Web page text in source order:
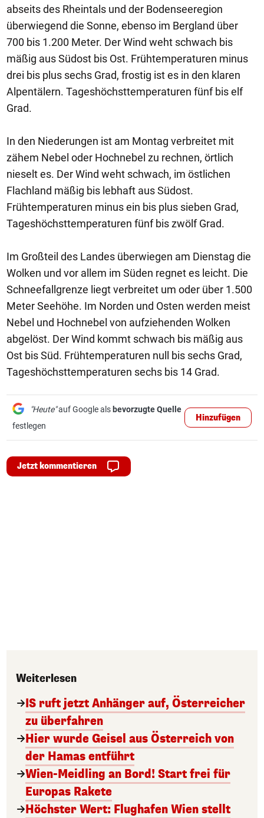
abseits des Rheintals und der Bodenseeregion
überwiegend die Sonne, ebenso im Bergland über
700 bis 1.200 Meter. Der Wind weht schwach bis
mäßig aus Südost bis Ost. Frühtemperaturen minus
drei bis plus sechs Grad, frostig ist es in den klaren
Alpentälern. Tageshöchsttemperaturen fünf bis elf
Grad.
In den Niederungen ist am Montag verbreitet mit
zähem Nebel oder Hochnebel zu rechnen, örtlich
nieselt es. Der Wind weht schwach, im östlichen
Flachland mäßig bis lebhaft aus Südost.
Frühtemperaturen minus ein bis plus sieben Grad,
Tageshöchsttemperaturen fünf bis zwölf Grad.
Im Großteil des Landes überwiegen am Dienstag die
Wolken und vor allem im Süden regnet es leicht. Die
Schneefallgrenze liegt verbreitet um oder über 1.500
Meter Seehöhe. Im Norden und Osten werden meist
Nebel und Hochnebel von aufziehenden Wolken
abgelöst. Der Wind kommt schwach bis mäßig aus
Ost bis Süd. Frühtemperaturen null bis sechs Grad,
Tageshöchsttemperaturen sechs bis 14 Grad.
"Heute"auf Google als bevorzugte Quelle
festlegen
Hinzufügen
Jetzt kommentieren
Weiterlesen
IS ruft jetzt Anhänger auf, Österreicher
zu überfahren
Hier wurde Geisel aus Österreich von
der Hamas entführt
Wien-Meidling an Bord! Start frei für
Europas Rakete
Höchster Wert: Flughafen Wien stellt